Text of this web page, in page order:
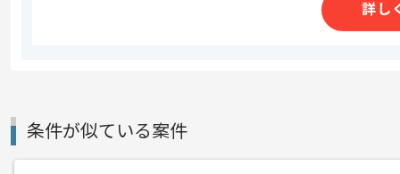
詳し
条件が似ている案件